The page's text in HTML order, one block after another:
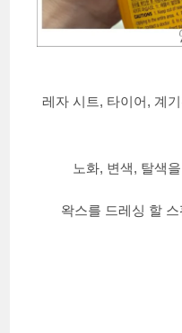
레자 시트, 타이어, 계
노화, 변색, 탈색
왁스를 드레싱 할